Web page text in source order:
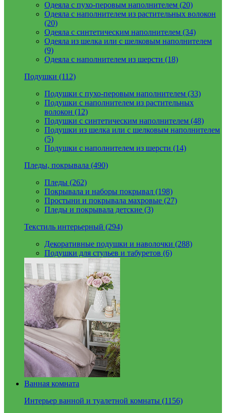
Одеяла с пухо-перовым наполнителем (20)
Одеяла с наполнителем из растительных волокон
(20)
Одеяла с синтетическим наполнителем (34)
Одеяла из шелка или с шелковым наполнителем
(9)
Одеяла с наполнителем из шерсти (18)
Подушки (112)
Подушки с пухо-перовым наполнителем (33)
Подушки с наполнителем из растительных
волокон (12)
Подушки с синтетическим наполнителем (48)
Подушки из шелка или с шелковым наполнителем
(5)
Подушки с наполнителем из шерсти (14)
Пледы, покрывала (490)
Пледы (262)
Покрывала и наборы покрывал (198)
Простыни и покрывала махровые (27)
Пледы и покрывала детские (3)
Текстиль интерьерный (294)
Декоративные подушки и наволочки (288)
Подушки для стульев и табуретов (6)
Ванная комната
Интерьер ванной и туалетной комнаты (1156)